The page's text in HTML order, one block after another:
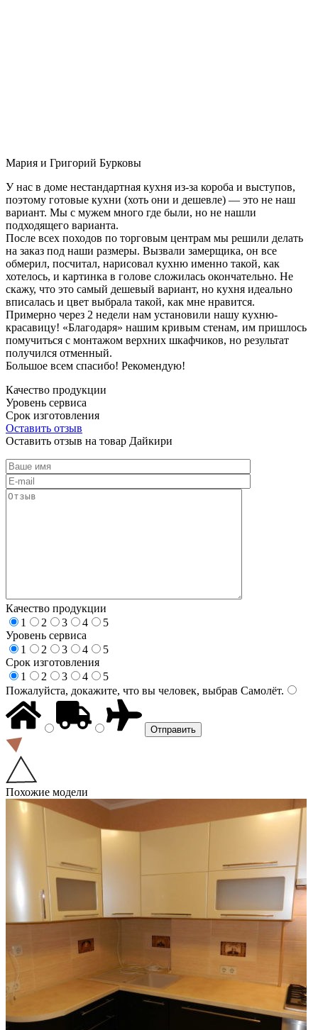
Мария и Григорий Бурковы
У нас в доме нестандартная кухня из-за короба и выступов,
поэтому готовые кухни (хоть они и дешевле) — это не наш
вариант. Мы с мужем много где были, но не нашли
подходящего варианта.
После всех походов по торговым центрам мы решили делать
на заказ под наши размеры. Вызвали замерщика, он все
обмерил, посчитал, нарисовал кухню именно такой, как
хотелось, и картинка в голове сложилась окончательно. Не
скажу, что это самый дешевый вариант, но кухня идеально
вписалась и цвет выбрала такой, как мне нравится.
Примерно через 2 недели нам установили нашу кухню-
красавицу! «Благодаря» нашим кривым стенам, им пришлось
помучиться с монтажом верхних шкафчиков, но результат
получился отменный.
Большое всем спасибо! Рекомендую!
Качество продукции
Уровень сервиса
Срок изготовления
Оставить отзыв
Оставить отзыв на товар Дайкири
Качество продукции
1
2 3 4
5
Уровень сервиса
1
2 3 4
5
Срок изготовления
1
2 3 4
5
Пожалуйста, докажите, что вы человек, выбрав Самолёт.
Похожие модели